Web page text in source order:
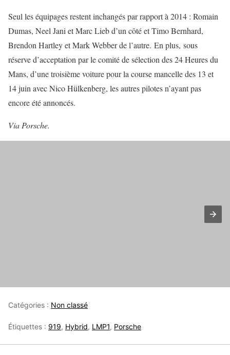
Seul les équipages restent inchangés par rapport à 2014 : Romain
Dumas, Neel Jani et Marc Lieb d’un côté et Timo Bernhard,
Brendon Hartley et Mark Webber de l’autre. En plus, sous
réserve d’acceptation par le comité de sélection des 24 Heures du
Mans, d’une troisième voiture pour la course mancelle des 13 et
14 juin avec Nico Hülkenberg, les autres pilotes n’ayant pas
encore été annoncés.
Via Porsche.
Catégories : Non classé
Étiquettes : 919, Hybrid, LMP1, Porsche